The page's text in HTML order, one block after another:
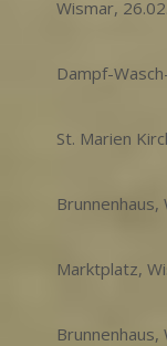
Wismar,
Dampf-
St. Marien
Marktplatz,